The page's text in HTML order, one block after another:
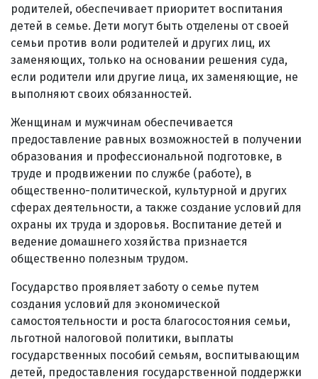
родителей, обеспечивает приоритет воспитания
детей в семье. Дети могут быть отделены от своей
семьи против воли родителей и других лиц, их
заменяющих, только на основании решения суда,
если родители или другие лица, их заменяющие, не
выполняют своих обязанностей.
Женщинам и мужчинам обеспечивается
предоставление равных возможностей в получении
образования и профессиональной подготовке, в
труде и продвижении по службе (работе), в
общественно-политической, культурной и других
сферах деятельности, а также создание условий для
охраны их труда и здоровья. Воспитание детей и
ведение домашнего хозяйства признается
общественно полезным трудом.
Государство проявляет заботу о семье путем
создания условий для экономической
самостоятельности и роста благосостояния семьи,
льготной налоговой политики, выплаты
государственных пособий семьям, воспитывающим
детей, предоставления государственной поддержки